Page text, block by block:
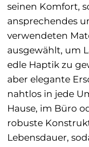
seinen Komfort,
ansprechendes
verwendeten
ausgewählt, um
edle Haptik zu
aber elegante
nahtlos in jede
Hause, im Büro
robuste
Lebensdauer,